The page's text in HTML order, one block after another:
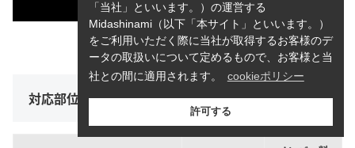
引用:MEN’S TBC公式サイト
対応部位と価格帯
「当社」といいます。）の運営する
Midashinami（以下「本サイト」といいます。）
をご利用いただく際に当社が取得するお客様のデ
ータの取扱いについて定めるもので、お客様と当
社との間に適用されます。
cookieポリシー
許可する